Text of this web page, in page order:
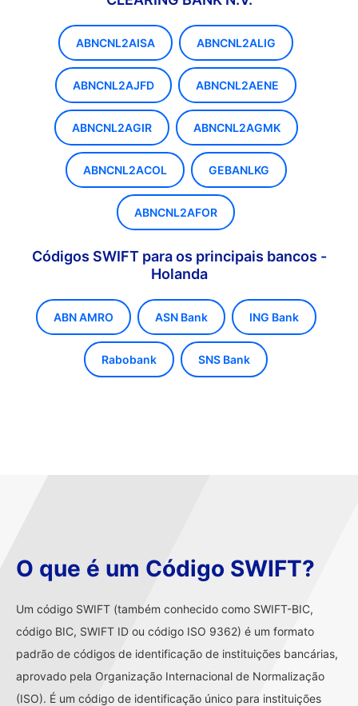
ABNCNL2AISA ABNCNL2ALIG
ABNCNL2AJFD ABNCNL2AENE
ABNCNL2AGIR ABNCNL2AGMK
ABNCNL2ACOL GEBANLKG
ABNCNL2AFOR
Códigos SWIFT para os principais bancos -
Holanda
ABN AMRO ASN Bank ING Bank
Rabobank SNS Bank
O que é um Código SWIFT?
Um código SWIFT (também conhecido como SWIFT-BIC,
código BIC, SWIFT ID ou código ISO 9362) é um formato
padrão de códigos de identificação de instituições bancárias,
aprovado pela Organização Internacional de Normalização
(ISO). É um código de identificação único para instituições